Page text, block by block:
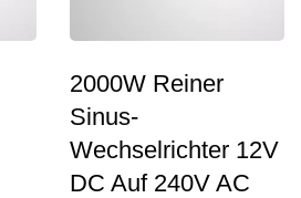
2000W Reiner
Sinus-
Wechselrichter 12V
DC Auf 240V AC